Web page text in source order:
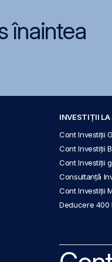
înaintea
INVESTIȚII LA
Cont Investiții
Cont Investiții
Cont Investiții
Consultanță
Cont Investiții
Deducere 400